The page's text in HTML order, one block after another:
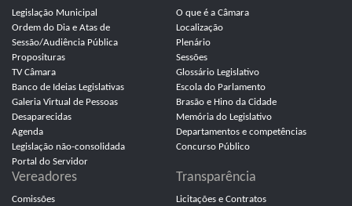
Legislação Municipal
Ordem do Dia e Atas de
Sessão/Audiência Pública
Proposituras
TV Câmara
Banco de Ideias Legislativas
Galeria Virtual de Pessoas
Desaparecidas
Agenda
Legislação não-consolidada
Portal do Servidor
O que é a Câmara
Localização
Plenário
Sessões
Glossário Legislativo
Escola do Parlamento
Brasão e Hino da Cidade
Memória do Legislativo
Departamentos e competências
Concurso Público
Vereadores
Comissões
Transparência
Licitações e Contratos